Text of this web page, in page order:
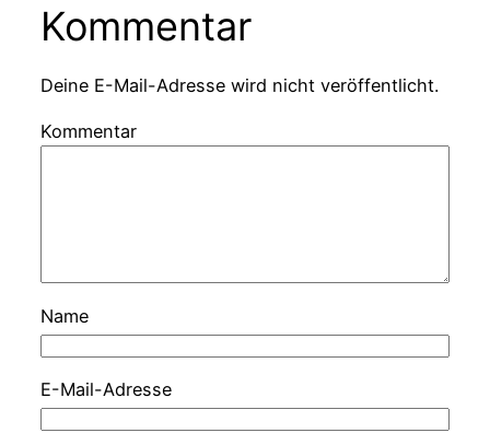
Kommentar
Deine E-Mail-Adresse wird nicht veröffentlicht.
Kommentar
Name
E-Mail-Adresse